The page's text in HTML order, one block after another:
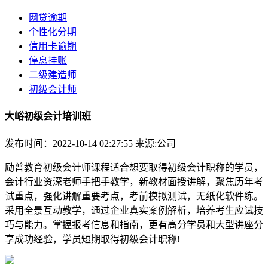
网贷逾期
个性化分期
信用卡逾期
停息挂账
二级建造师
初级会计师
大峪初级会计培训班
发布时间：2022-10-14 02:27:55 来源:公司
励普教育初级会计师课程适合想要取得初级会计职称的学员，
会计行业资深老师手把手教学，新教材面授讲解，聚焦历年考
试重点，强化讲解重要考点，考前模拟测试，无纸化软件练。
采用全景互动教学，通过企业真实案例解析，培养考生应试技
巧与能力。掌握报考信息和指南，更有高分学员和大型讲座分
享成功经验，学员短期取得初级会计职称!